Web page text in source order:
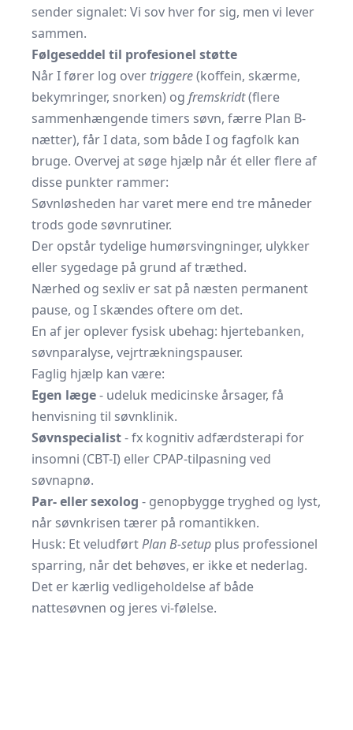
sender signalet: Vi sov hver for sig, men vi lever
sammen.
Følgeseddel til profesionel støtte
Når I fører log over triggere(koffein, skærme,
bekymringer, snorken) og fremskridt(flere
sammenhængende timers søvn, færre Plan B-
nætter), får I data, som både I og fagfolk kan
bruge. Overvej at søge hjælp når ét eller flere af
disse punkter rammer:
Søvnløsheden har varet mere end tre måneder
trods gode søvnrutiner.
Der opstår tydelige humørsvingninger, ulykker
eller sygedage på grund af træthed.
Nærhed og sexliv er sat på næsten permanent
pause, og I skændes oftere om det.
En af jer oplever fysisk ubehag: hjertebanken,
søvnparalyse, vejrtrækningspauser.
Faglig hjælp kan være:
Egen læge- udeluk medicinske årsager, få
henvisning til søvnklinik.
Søvnspecialist- fx kognitiv adfærdsterapi for
insomni (CBT-I) eller CPAP-tilpasning ved
søvnapnø.
Par- eller sexolog - genopbygge tryghed og lyst,
når søvnkrisen tærer på romantikken.
Husk: Et veludførtPlan B-setup plus professionel
sparring, når det behøves, er ikke et nederlag.
Det er kærlig vedligeholdelse af både
nattesøvnen og jeres vi-følelse.